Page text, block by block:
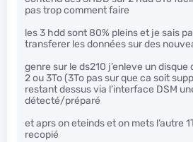
pas trop comment faire
les 3 hdd sont 80% pleins et je sais
transferer les données sur des
genre sur le ds210 j’enleve un disque
2 ou 3To (3To pas sur que ca soit
restant dessus via l’interface DSM
détecté/préparé
et aprs on eteinds et on mets l’autre
recopié